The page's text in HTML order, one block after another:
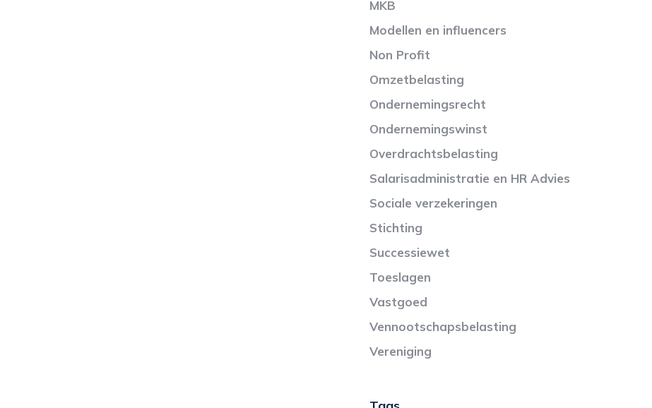
MKB
Modellen en influencers
Non Profit
Omzetbelasting
Ondernemingsrecht
Ondernemingswinst
Overdrachtsbelasting
Salarisadministratie en HR Advies
Sociale verzekeringen
Stichting
Successiewet
Toeslagen
Vastgoed
Vennootschapsbelasting
Vereniging